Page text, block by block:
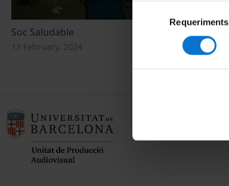
de
consentiment
Requeriments
Soc Saludable
13 February, 2024